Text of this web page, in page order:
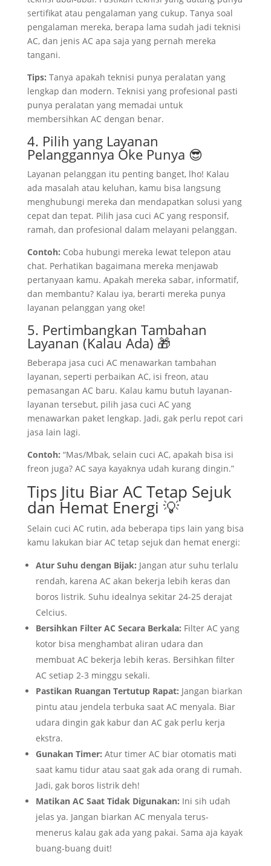
sertifikat atau pengalaman yang cukup. Tanya soal
pengalaman mereka, berapa lama sudah jadi teknisi
AC, dan jenis AC apa saja yang pernah mereka
tangani.
Tips: Tanya apakah teknisi punya peralatan yang
lengkap dan modern. Teknisi yang profesional pasti
punya peralatan yang memadai untuk
membersihkan AC dengan benar.
4. Pilih yang Layanan
Pelanggannya Oke Punya 😎
Layanan pelanggan itu penting banget, lho! Kalau
ada masalah atau keluhan, kamu bisa langsung
menghubungi mereka dan mendapatkan solusi yang
cepat dan tepat. Pilih jasa cuci AC yang responsif,
ramah, dan profesional dalam melayani pelanggan.
Contoh: Coba hubungi mereka lewat telepon atau
chat. Perhatikan bagaimana mereka menjawab
pertanyaan kamu. Apakah mereka sabar, informatif,
dan membantu? Kalau iya, berarti mereka punya
layanan pelanggan yang oke!
5. Pertimbangkan Tambahan
Layanan (Kalau Ada) 🎁
Beberapa jasa cuci AC menawarkan tambahan
layanan, seperti perbaikan AC, isi freon, atau
pemasangan AC baru. Kalau kamu butuh layanan-
layanan tersebut, pilih jasa cuci AC yang
menawarkan paket lengkap. Jadi, gak perlu repot cari
jasa lain lagi.
Contoh: “Mas/Mbak, selain cuci AC, apakah bisa isi
freon juga? AC saya kayaknya udah kurang dingin.”
Tips Jitu Biar AC Tetap Sejuk
dan Hemat Energi 💡
Selain cuci AC rutin, ada beberapa tips lain yang bisa
kamu lakukan biar AC tetap sejuk dan hemat energi:
Atur Suhu dengan Bijak: Jangan atur suhu terlalu
rendah, karena AC akan bekerja lebih keras dan
boros listrik. Suhu idealnya sekitar 24-25 derajat
Celcius.
Bersihkan Filter AC Secara Berkala: Filter AC yang
kotor bisa menghambat aliran udara dan
membuat AC bekerja lebih keras. Bersihkan filter
AC setiap 2-3 minggu sekali.
Pastikan Ruangan Tertutup Rapat: Jangan biarkan
pintu atau jendela terbuka saat AC menyala. Biar
udara dingin gak kabur dan AC gak perlu kerja
ekstra.
Gunakan Timer: Atur timer AC biar otomatis mati
saat kamu tidur atau saat gak ada orang di rumah.
Jadi, gak boros listrik deh!
Matikan AC Saat Tidak Digunakan: Ini sih udah
jelas ya. Jangan biarkan AC menyala terus-
menerus kalau gak ada yang pakai. Sama aja kayak
buang-buang duit!